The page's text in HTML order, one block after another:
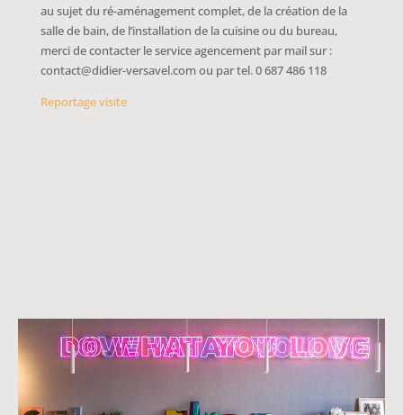
au sujet du ré-aménagement complet, de la création de la
salle de bain, de l’installation de la cuisine ou du bureau,
merci de contacter le service agencement par mail sur :
contact@didier-versavel.com ou par tel. 0 687 486 118
Reportage visite